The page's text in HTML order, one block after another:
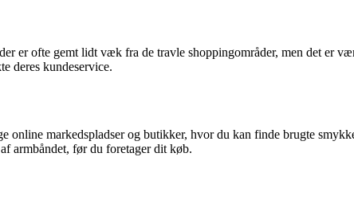
er ofte gemt lidt væk fra de travle shoppingområder, men det er
deres kundeservice.
online markedspladser og butikker, hvor du kan finde brugte
armbåndet, før du foretager dit køb.